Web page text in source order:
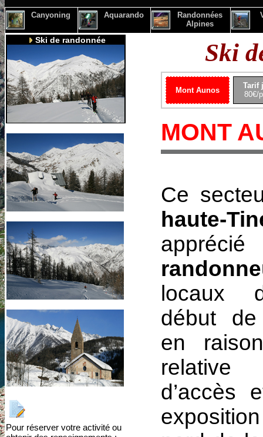
Canyoning Aquarando
Randonnées
Alpines
Ski de randonnée
Pour réserver votre activité ou
Ski
Mont Aunos
Tarif
80€/
MONT
Ce
haute-
locaux
début
en
relative
d’accès